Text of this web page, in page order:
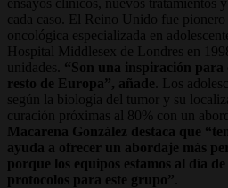
cada caso. El Reino Unido fue
oncológica especializada en
Hospital Middlesex de Londres en
unidades. “Son una inspiración para
resto de Europa”, añade . Los
según la biología del tumor y su
curación próximas al 80% con un
Macarena González destaca que
ayuda a ofrecer un abordaje más
porque los equipos estamos al día
protocolos para este grupo”